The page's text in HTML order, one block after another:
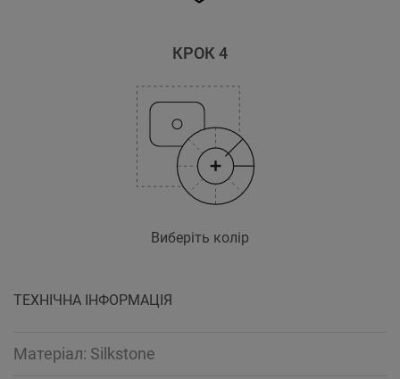
КРОК 4
Виберіть колір
ТЕХНІЧНА ІНФОРМАЦІЯ
Mатеріал: Silkstone